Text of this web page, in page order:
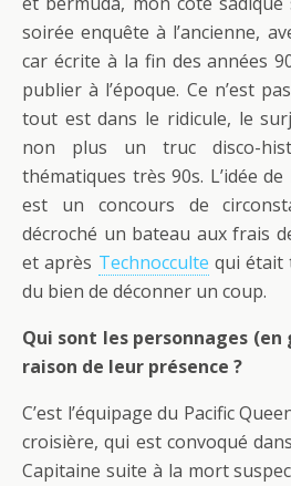
soirée enquête à l’ancienne,
car écrite à la fin des années
publier à l’époque. Ce n’est
tout est dans le ridicule, le
non plus un truc disco-
thématiques très 90s. L’idée
est un concours de
décroché un bateau aux frais
et après Technocculte qui était
du bien de déconner un coup.
Qui sont les personnages
raison de leur présence ?
C’est l’équipage du Pacific
croisière, qui est convoqué
Capitaine suite à la mort